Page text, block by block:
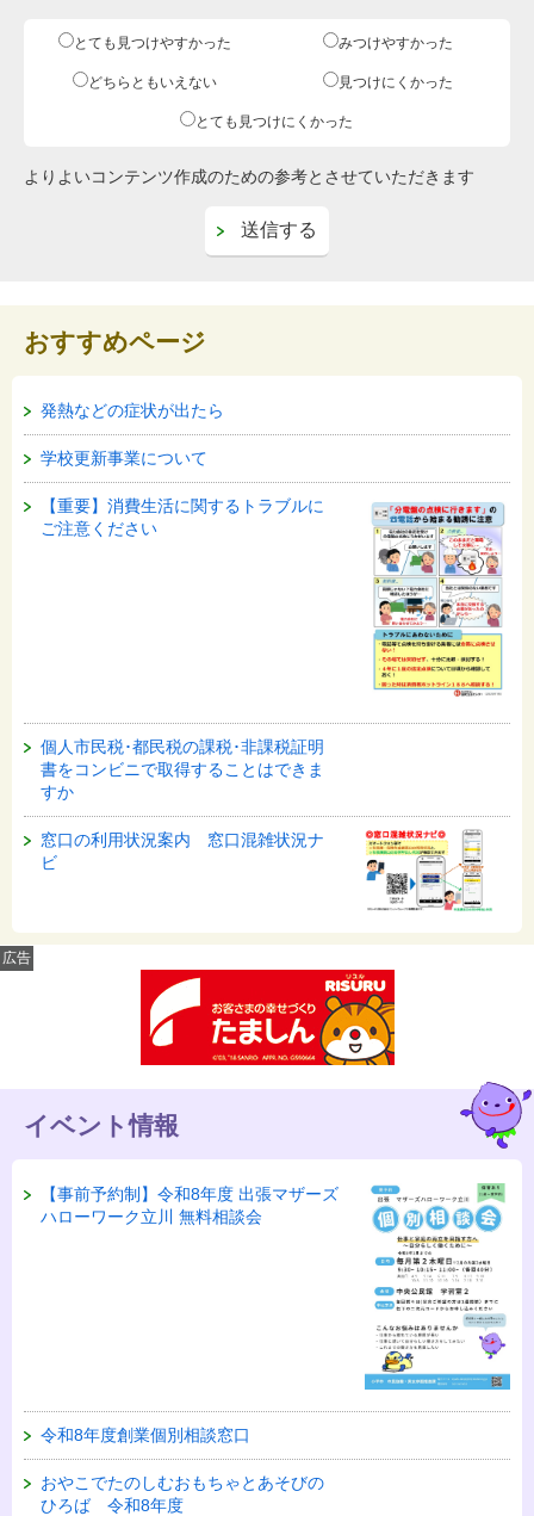
とても見つけやすかった みつけやすかった
どちらともいえない 見つけにくかった
とても見つけにくかった
よりよいコンテンツ作成のための参考とさせていただきます
おすすめページ
発熱などの症状が出たら
学校更新事業について
【重要】消費生活に関するトラブルに
ご注意ください
個人市民税･都民税の課税･非課税証明
書をコンビニで取得することはできま
すか
窓口の利用状況案内 窓口混雑状況ナ
ビ
広告
イベント情報
【事前予約制】令和8年度 出張マザーズ
ハローワーク立川 無料相談会
令和8年度創業個別相談窓口
おやこでたのしむおもちゃとあそびの
ひろば 令和8年度